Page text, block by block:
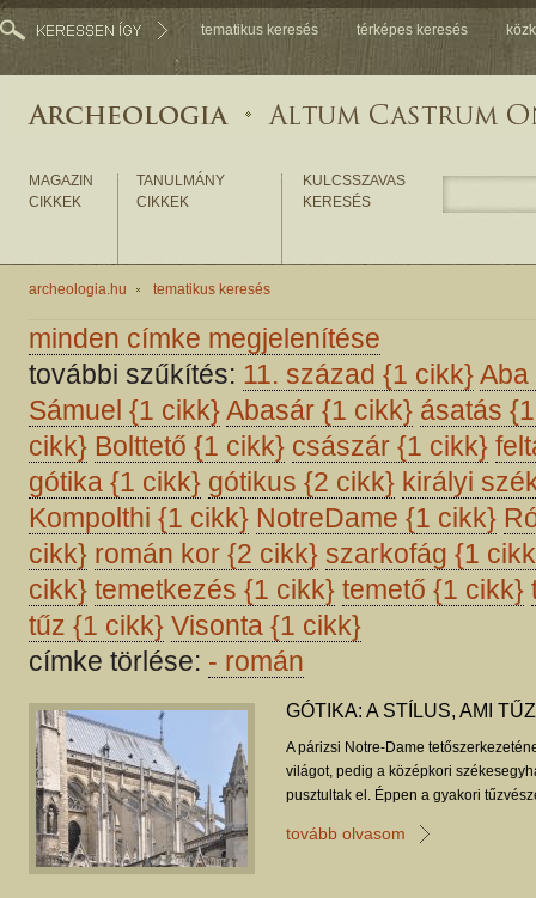
tematikus keresés térképes keresés
MAGAZIN
CIKKEK
TANULMÁNY
CIKKEK
KULCSSZAVAS
KERESÉS
archeologia.hu tematikus keresés
minden címke megjelenítése
további szűkítés: 11. század {1 cikk}Aba
Sámuel {1 cikk}Abasár {1 cikk} ásatás
cikk} Bolttető {1 cikk} császár {1 cikk}
gótika {1 cikk} gótikus {2 cikk} királyi
Kompolthi {1 cikk} NotreDame {1 cikk}
cikk} román kor {2 cikk} szarkofág {1
cikk} temetkezés {1 cikk} temető {1 cikk}
tűz {1 cikk} Visonta {1 cikk}
címke törlése: - román
GÓTIKA: A STÍLUS, AMI
A párizsi Notre-Dame
világot, pedig a középkori
pusztultak el. Éppen a gyakori
gótika születéséhez vezettek.
tovább olvasom